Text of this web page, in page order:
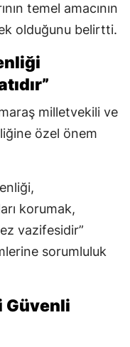
temel amacının
olduğunu belirtti.
milletvekili ve
özel önem
korumak,
vazifesidir”
sorumluluk
Güvenli